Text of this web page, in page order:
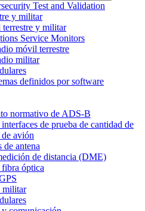
Test and Validation
y militar
y militar
Service Monitors
móvil terrestre
militar
definidos por software
normativo de ADS-B
de prueba de cantidad de
avión
de antena
de distancia (DME)
óptica
militar